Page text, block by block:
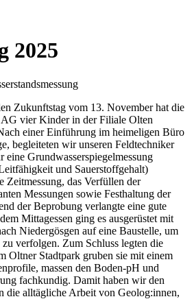
2025
Zukunftstag vom 13. November hat die
AG vier Kinder in der Filiale Olten
einer Einführung im heimeligen Büro
begleiteten wir unseren Feldtechniker
eine Grundwasserspiegelmessung
und Sauerstoffgehalt)
das Verfüllen der
Messungen sowie Festhaltung der
der Beprobung verlangte eine gute
Mittagessen ging es ausgerüstet mit
Niedergösgen auf eine Baustelle, um
verfolgen. Zum Schluss legten die
Oltner Stadtpark gruben sie mit einem
massen den Boden-pH und
fachkundig. Damit haben wir den
die alltägliche Arbeit von Geolog:innen,